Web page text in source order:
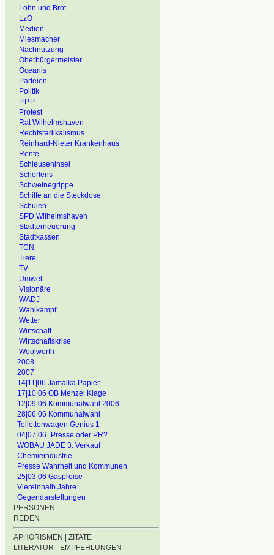
Lohn und Brot
LzO
Medien
Miesmacher
Nachnutzung
Oberbürgermeister
Oceanis
Parteien
Politik
P.P.P.
Protest
Rat Wilhelmshaven
Rechtsradikalismus
Reinhard-Nieter Krankenhaus
Rente
Schleuseninsel
Schortens
Schweinegrippe
Schiffe an die Steckdose
Schulen
SPD Wilhelmshaven
Stadterneuerung
Stadtkassen
TCN
Tiere
TV
Umwelt
Visionäre
WADJ
Wahlkampf
Wetter
Wirtschaft
Wirtschaftskrise
Woolworth
2008
2007
14|11|06 Jamaika Papier
17|10|06 OB Menzel Klage
12|09|06 Kommunalwahl 2006
28|06|06 Kommunalwahl
Toilettenwagen Genius 1
04|07|06_Presse oder PR?
WOBAU JADE 3. Verkauf
Chemieindustrie
Presse Wahrheit und Kommunen
25|03|06 Gaspreise
Viereinhalb Jahre
Gegendarstellungen
PERSONEN
REDEN
APHORISMEN | ZITATE
LITERATUR - EMPFEHLUNGEN